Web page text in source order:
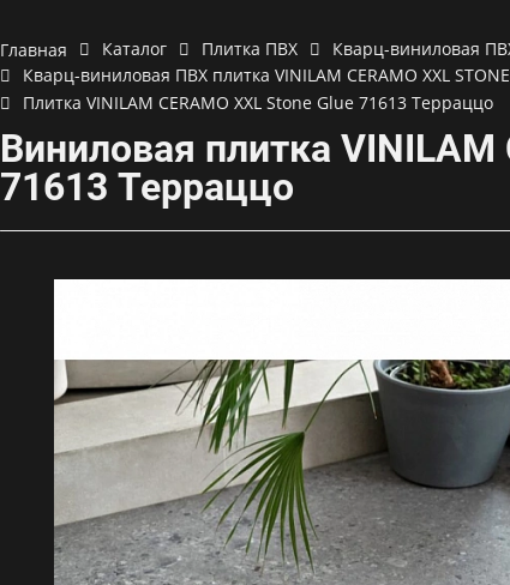
Главная Каталог Плитка ПВХ
Кварц-виниловая
Кварц-виниловая ПВХ плитка VINILAM CERAMO XXL
Плитка VINILAM CERAMO XXL Stone Glue 71613 Терраццо
Виниловая плитка VINILAM
71613 Терраццо